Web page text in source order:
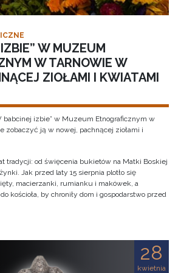
W MUZEUM
W TARNOWIE W
ZIOŁAMI I KWIATAMI
babcinej izbie” w Muzeum Etnograficznym w
zobaczyć ją w nowej, pachnącej ziołami i
tradycji: od święcenia bukietów na Matki Boskiej
Jak przed laty 15 sierpnia plotło się
macierzanki, rumianku i makówek, a
kościoła, by chroniły dom i gospodarstwo przed
28
kwietnia